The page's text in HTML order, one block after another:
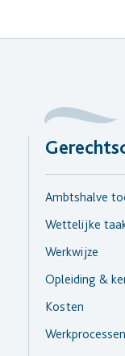
Ambtshalve
Wettelijke
Werkwijze
Opleiding &
Kosten
Werkprocessen